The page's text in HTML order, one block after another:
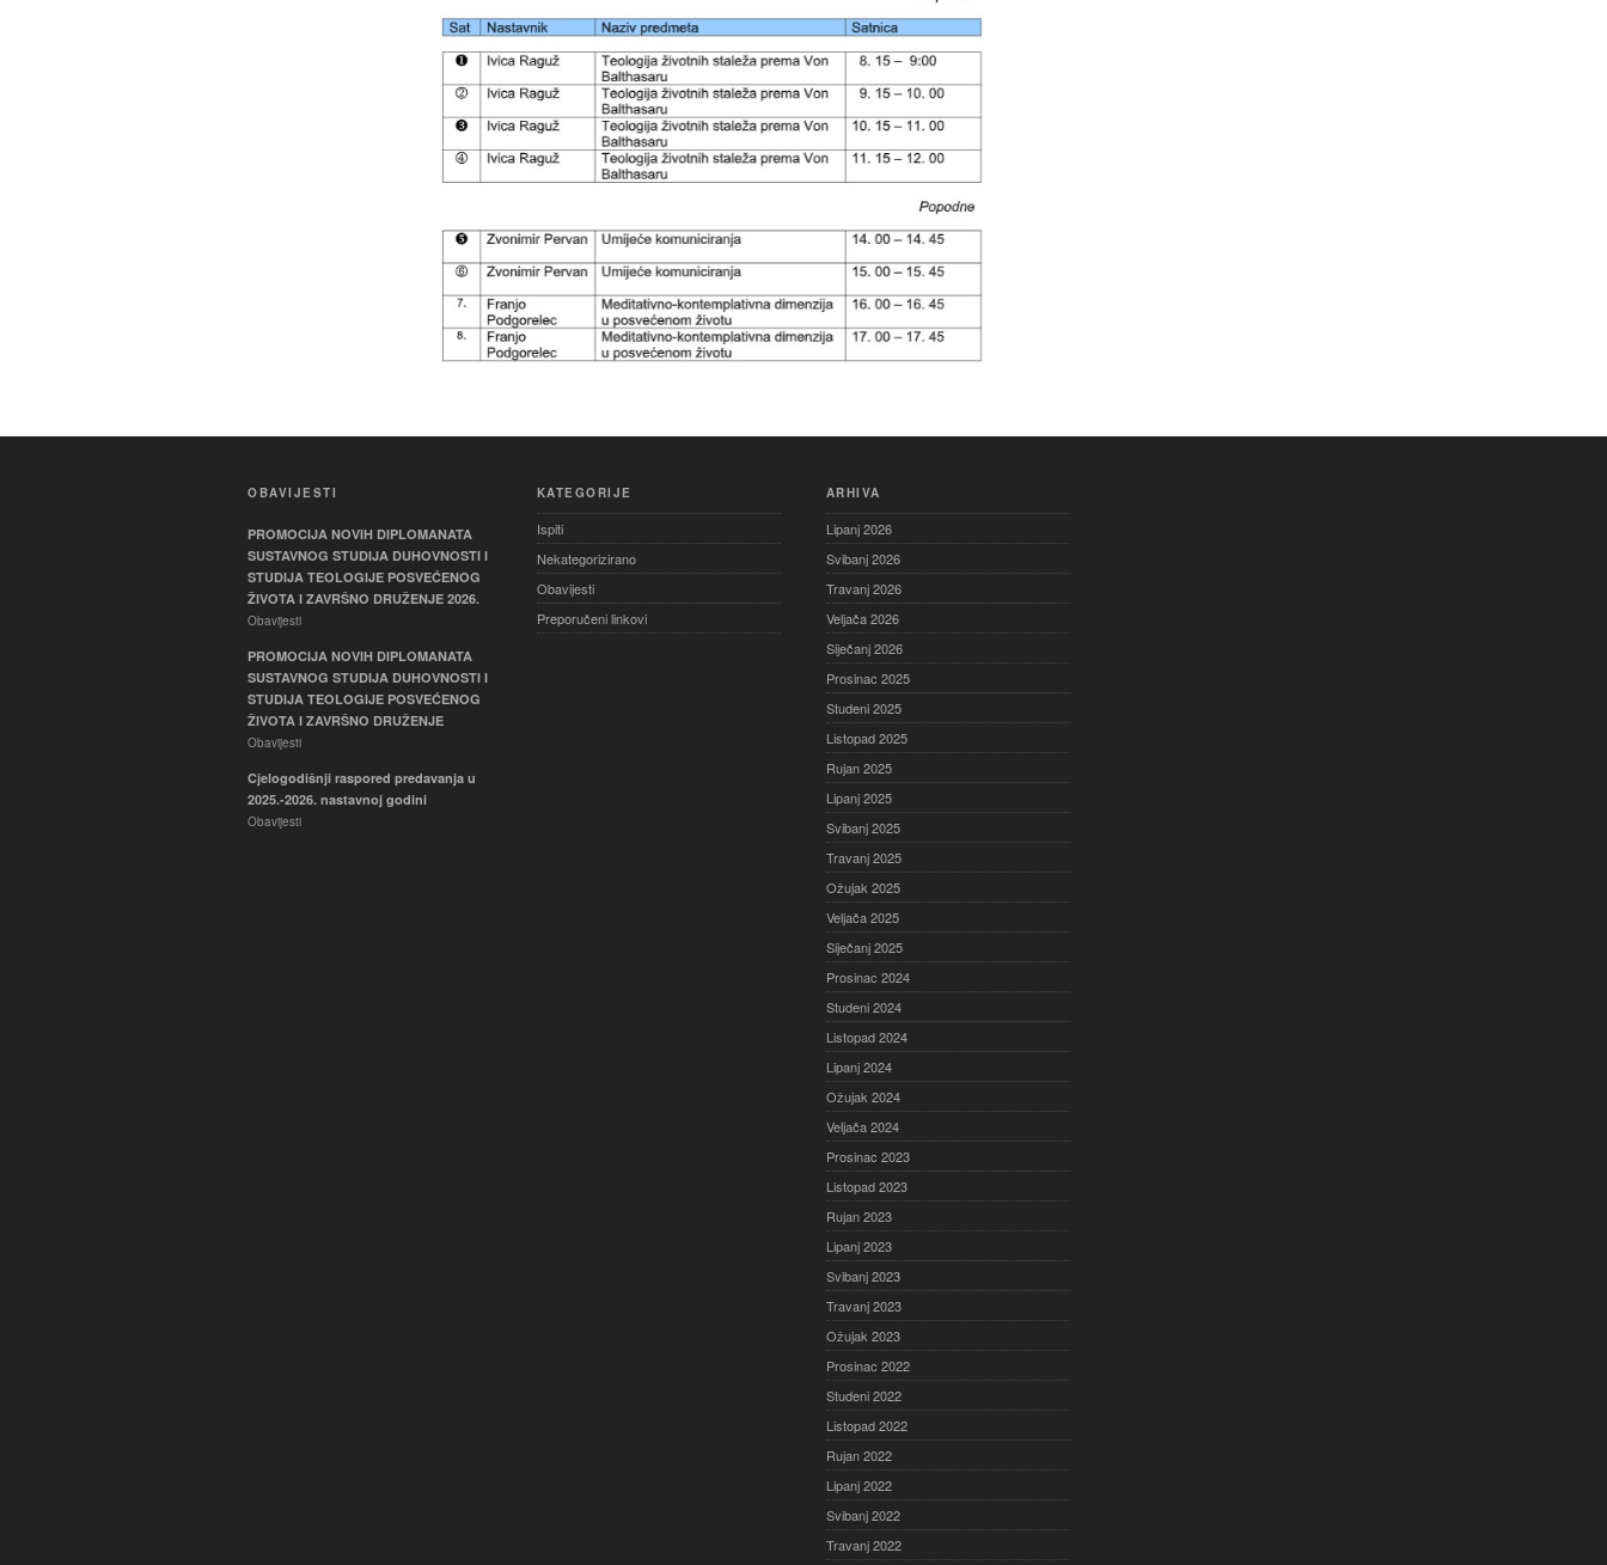
OBAVIJESTI
PROMOCIJA NOVIH DIPLOMANATA
SUSTAVNOG STUDIJA DUHOVNOSTI I
STUDIJA TEOLOGIJE POSVEĆENOG
ŽIVOTA I ZAVRŠNO DRUŽENJE 2026.
Obavijesti
PROMOCIJA NOVIH DIPLOMANATA
SUSTAVNOG STUDIJA DUHOVNOSTI I
STUDIJA TEOLOGIJE POSVEĆENOG
ŽIVOTA I ZAVRŠNO DRUŽENJE
Obavijesti
Cjelogodišnji raspored predavanja u
2025.-2026. nastavnoj godini
Obavijesti
KATEGORIJE
Ispiti
Nekategorizirano
Obavijesti
Preporučeni linkovi
ARHIVA
Lipanj 2026
Svibanj 2026
Travanj 2026
Veljača 2026
Siječanj 2026
Prosinac 2025
Studeni 2025
Listopad 2025
Rujan 2025
Lipanj 2025
Svibanj 2025
Travanj 2025
Ožujak 2025
Veljača 2025
Siječanj 2025
Prosinac 2024
Studeni 2024
Listopad 2024
Lipanj 2024
Ožujak 2024
Veljača 2024
Prosinac 2023
Listopad 2023
Rujan 2023
Lipanj 2023
Svibanj 2023
Travanj 2023
Ožujak 2023
Prosinac 2022
Studeni 2022
Listopad 2022
Rujan 2022
Lipanj 2022
Svibanj 2022
Travanj 2022